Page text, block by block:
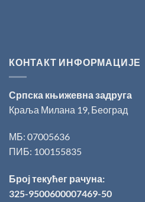
КОНТАКТ ИНФОРМАЦИЈЕ
Српска књижевна задруга
Краља Милана 19, Београд
МБ: 07005636
ПИБ: 100155835
Број текућег рачуна:
325-9500600007469-50